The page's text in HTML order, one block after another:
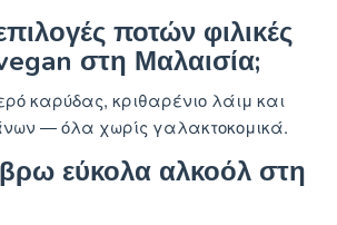
ποτών φιλικές
στη Μαλαισία;
καρύδας, κριθαρένιο λάιμ και
— όλα χωρίς γαλακτοκομικά.
εύκολα αλκοόλ στη